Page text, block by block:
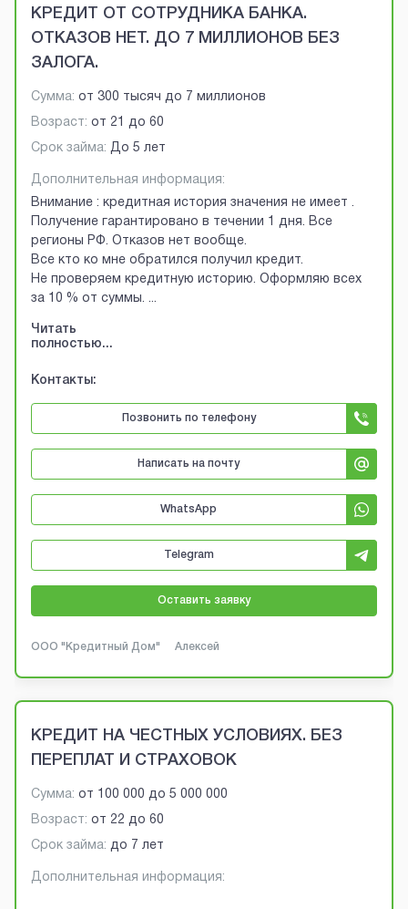
КРЕДИТ ОТ СОТРУДНИКА БАНКА.
ОТКАЗОВ НЕТ. ДО 7 МИЛЛИОНОВ БЕЗ
ЗАЛОГА.
Сумма: от 300 тысяч до 7 миллионов
Возраст: от 21 до 60
Срок займа: До 5 лет
Дополнительная информация:
Внимание : кредитная история значения не имеет .
Получение гарантировано в течении 1 дня. Все
регионы РФ. Отказов нет вообще.
Все кто ко мне обратился получил кредит.
Не проверяем кредитную историю. Оформляю всех
за 10 % от суммы. ...
Читать
полностью...
Контакты:
Позвонить по телефону
Написать на почту
WhatsApp
Telegram
Оставить заявку
ООО "Кредитный Дом" Алексей
КРЕДИТ НА ЧЕСТНЫХ УСЛОВИЯХ. БЕЗ
ПЕРЕПЛАТ И СТРАХОВОК
Сумма: от 100 000 до 5 000 000
Возраст: от 22 до 60
Срок займа: до 7 лет
Дополнительная информация: